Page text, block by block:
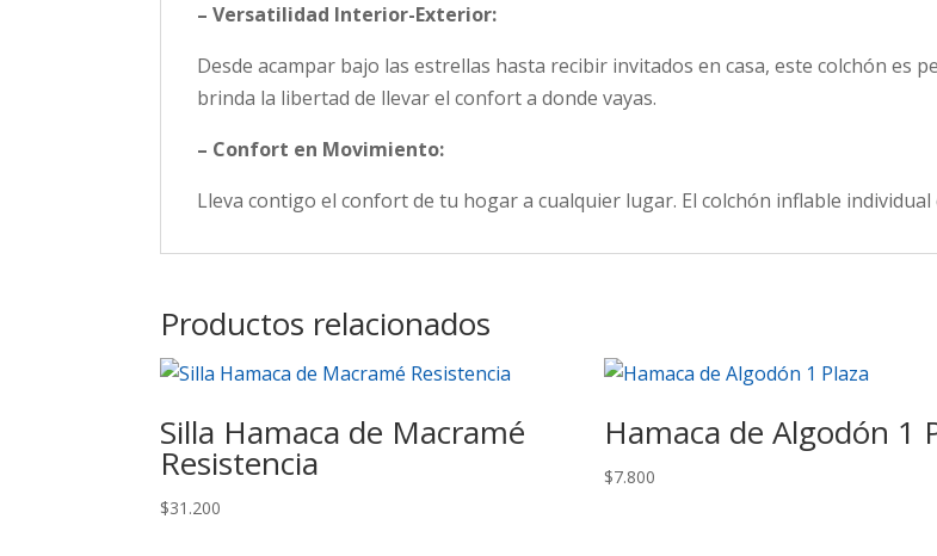
– Versatilidad Interior-Exterior:
Desde acampar bajo las estrellas hasta recibir invitados en casa, este colchón es
brinda la libertad de llevar el confort a donde vayas.
– Confort en Movimiento:
Lleva contigo el confort de tu hogar a cualquier lugar. El colchón inflable
Productos relacionados
Silla Hamaca de Macramé
Resistencia
$31.200
Hamaca de Algodón 1
$7.800